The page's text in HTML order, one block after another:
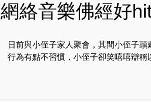
網絡音樂佛經好
日前與小侄子家人聚會，其間小侄子
行為有點不習慣，小侄子卻笑嘻嘻辯稱